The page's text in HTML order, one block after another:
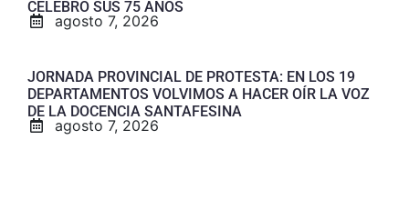
CELEBRÓ SUS 75 AÑOS
agosto 7, 2026
JORNADA PROVINCIAL DE PROTESTA: EN LOS 19
DEPARTAMENTOS VOLVIMOS A HACER OÍR LA VOZ
DE LA DOCENCIA SANTAFESINA
agosto 7, 2026